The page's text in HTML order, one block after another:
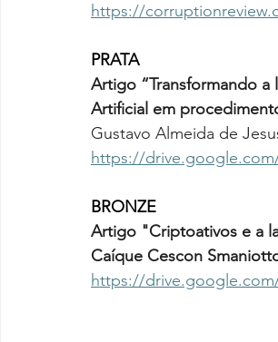
https://
PRATA
Artigo “Transformando
Artificial em
Gustavo Almeida de
https://drive.google.com/
BRONZE
Artigo "Criptoativos e a
Caíque Cescon
https://drive.google.com/